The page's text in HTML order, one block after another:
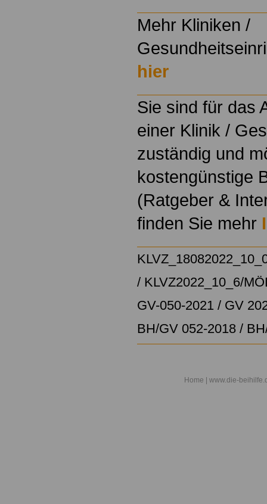
Mehr Kliniken /
hier
Sie sind für das
einer Klinik /
zuständig und
kostengünstige
(Ratgeber &
finden Sie mehr
/ KLVZ2022_10_6/
GV-050-2021 / GV
BH/GV 052-2018 /
Home | www.die-